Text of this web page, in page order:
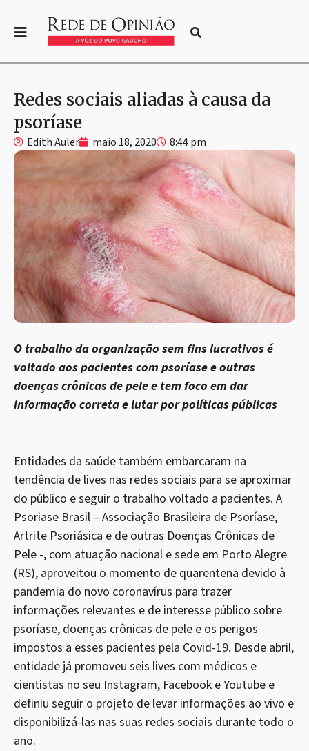
Redes sociais aliadas à causa da
psoríase
Edith Auler maio 18, 2020 8:44 pm
O trabalho da organização sem fins lucrativos é
voltado aos pacientes com psoríase e outras
doenças crônicas de pele e tem foco em dar
informação correta e lutar por políticas públicas
Entidades da saúde também embarcaram na
tendência de lives nas redes sociais para se aproximar
do público e seguir o trabalho voltado a pacientes. A
Psoriase Brasil – Associação Brasileira de Psoríase,
Artrite Psoriásica e de outras Doenças Crônicas de
Pele -, com atuação nacional e sede em Porto Alegre
(RS), aproveitou o momento de quarentena devido à
pandemia do novo coronavírus para trazer
informações relevantes e de interesse público sobre
psoríase, doenças crônicas de pele e os perigos
impostos a esses pacientes pela Covid-19. Desde abril,
entidade já promoveu seis lives com médicos e
cientistas no seu Instagram, Facebook e Youtube e
definiu seguir o projeto de levar informações ao vivo e
disponibilizá-las nas suas redes sociais durante todo o
ano.